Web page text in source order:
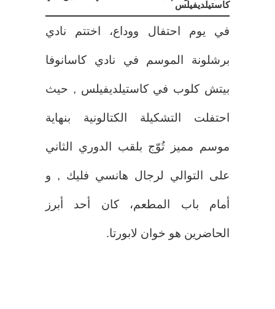
كاستيلديفيلس
في يوم احتفال ووداع، اختتم نادي
برشلونة الموسم في نادي كاسانوفا
بيتش كلوب في كاستيلديفيلس , حيث
احتفلت التشكيلة الكتالونية بنهاية
موسم مميز تُوّج بلقب الدوري الثاني
على التوالي لرجال هانسي فليك , و
أمام باب المطعم، كان أحد أبرز
الحاضرين هو خوان لابورتا.